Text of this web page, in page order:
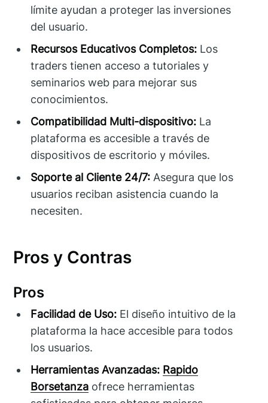
límite ayudan a proteger las inversiones
del usuario.
Recursos Educativos Completos: Los
traders tienen acceso a tutoriales y
seminarios web para mejorar sus
conocimientos.
Compatibilidad Multi-dispositivo: La
plataforma es accesible a través de
dispositivos de escritorio y móviles.
Soporte al Cliente 24/7: Asegura que los
usuarios reciban asistencia cuando la
necesiten.
Pros y Contras
Pros
Facilidad de Uso: El diseño intuitivo de la
plataforma la hace accesible para todos
los usuarios.
Herramientas Avanzadas: Rapido
Borsetanza ofrece herramientas